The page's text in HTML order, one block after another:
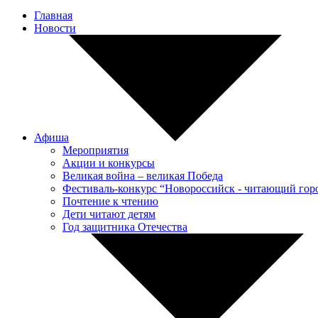
Главная
Новости
Афиша
Мероприятия
Акции и конкурсы
Великая война – великая Победа
Фестиваль-конкурс “Новороссийск - читающий
Почтение к чтению
Дети читают детям
Год защитника Отечества